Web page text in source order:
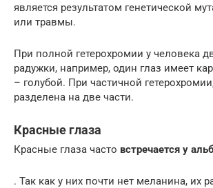
является результатом генетической
или травмы.
При полной гетерохромии у человека
радужки, например, один глаз имеет
– голубой. При частичной
разделена на две части.
Красные глаза
Красные глаза часто встречается у
. Так как у них почти нет меланина, их